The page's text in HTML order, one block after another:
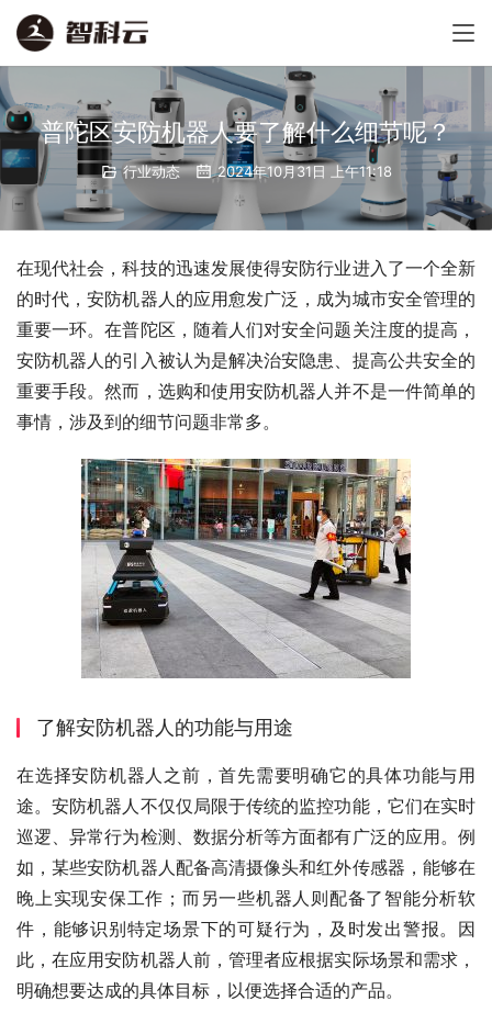
普陀区安防机器人要了解什么细节呢？
行业动态 2024年10月31日 上午11:18
在现代社会，科技的迅速发展使得安防行业进入了一个全新
的时代，安防机器人的应用愈发广泛，成为城市安全管理的
重要一环。在普陀区，随着人们对安全问题关注度的提高，
安防机器人的引入被认为是解决治安隐患、提高公共安全的
重要手段。然而，选购和使用安防机器人并不是一件简单的
事情，涉及到的细节问题非常多。
了解安防机器人的功能与用途
在选择安防机器人之前，首先需要明确它的具体功能与用
途。安防机器人不仅仅局限于传统的监控功能，它们在实时
巡逻、异常行为检测、数据分析等方面都有广泛的应用。例
如，某些安防机器人配备高清摄像头和红外传感器，能够在
晚上实现安保工作；而另一些机器人则配备了智能分析软
件，能够识别特定场景下的可疑行为，及时发出警报。因
此，在应用安防机器人前，管理者应根据实际场景和需求，
明确想要达成的具体目标，以便选择合适的产品。